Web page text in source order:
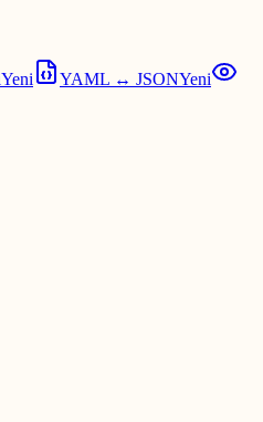
Yeni YAML ↔ JSONYeni